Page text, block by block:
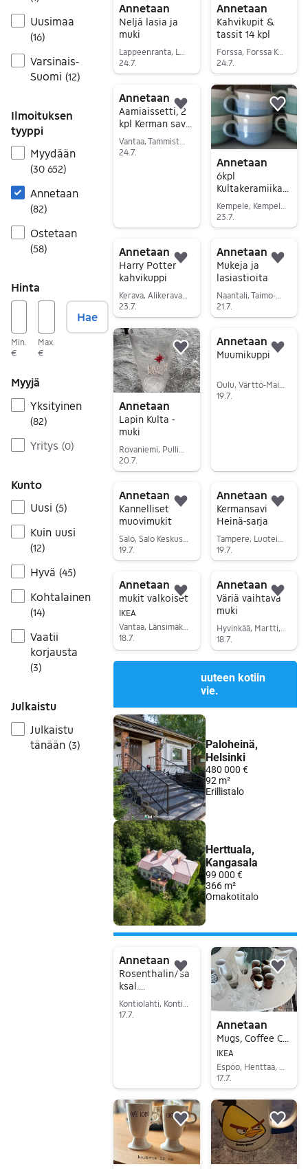
Uusimaa
(16)
Varsinais-
Suomi (12)
Ilmoituksen
tyyppi
Myydään
(30 652)
Annetaan
(82)
Ostetaan
(58)
Hinta
Min.
€
Max.
€
Hae
Myyjä
Yksityinen
(82)
Yritys (0)
Kunto
Uusi (5)
Kuin uusi
(12)
Hyvä (45)
Kohtalainen
(14)
Vaatii
korjausta
(3)
Julkaistu
Julkaistu
tänään (3)
Annetaan
Neljä lasia ja
muki
24.7.
Annetaan
Kahvikupit &
tassit 14 kpl
Forssa, Forssa Keskus, Kanta-Häme
24.7.
Annetaan
Aamiaissetti, 2
kpl Kerman savi
Heinä sarja
24.7.
Lisää suosikiksi.
Annetaan
6kpl
Kultakeramiikan
kupit
23.7.
Annetaan
Harry Potter
kahvikuppi
23.7.
Lisää suosikiksi.
Annetaan
Mukeja ja
lasiastioita
Naantali, Taimo-Nuhjala-Lietsala, Varsinais-Suomi
21.7.
Annetaan
Lapin Kulta -
muki
20.7.
Lisää suosikiksi.
Annetaan
Muumikuppi
19.7.
Annetaan
Kannelliset
muovimukit
19.7.
Lisää suosikiksi.
Annetaan
Kermansavi
Heinä-sarja
19.7.
Annetaan
mukit valkoiset
IKEA
18.7.
Lisää suosikiksi.
Siirry ilmoitukseen
Annetaan
Väriä vaihtava
muki
18.7.
Annetaan
Rosenthalin/sa
ksal.
Kaupunkisarjaa
mukit
17.7.
Lisää suosikiksi.
Annetaan
Mugs, Coffee Cups, glasses and Candle Holders
IKEA
17.7.
Lisää suosikiksi.